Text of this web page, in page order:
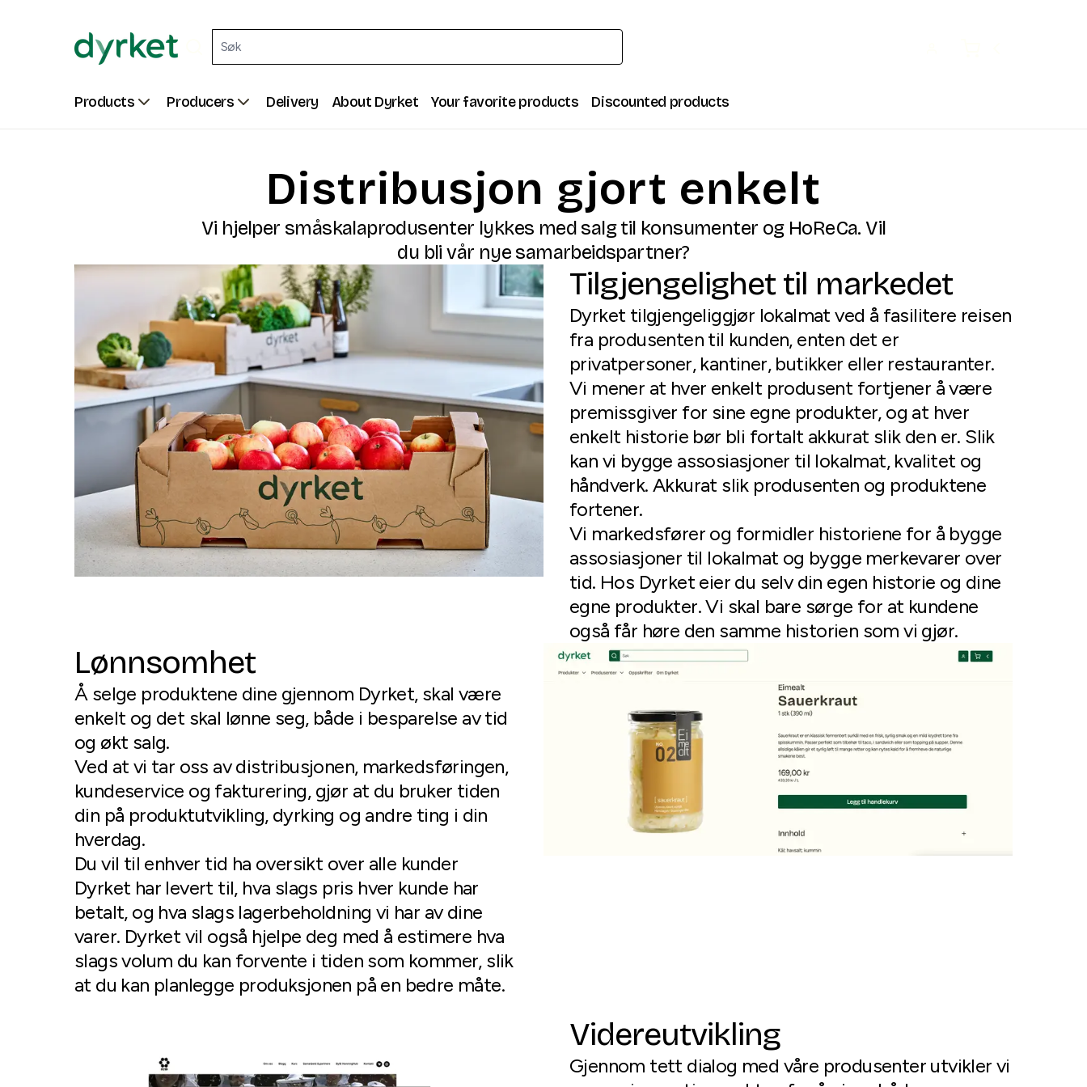
Products Producers Delivery About Dyrket Your favorite products Discounted products
Distribusjon gjort enkelt
Vi hjelper småskalaprodusenter lykkes med salg til konsumenter og HoReCa. Vil
du bli vår nye samarbeidspartner?
Tilgjengelighet til markedet
Dyrket tilgjengeliggjør lokalmat ved å fasilitere reisen
fra produsenten til kunden, enten det er
privatpersoner, kantiner, butikker eller restauranter.
Vi mener at hver enkelt produsent fortjener å være
premissgiver for sine egne produkter, og at hver
enkelt historie bør bli fortalt akkurat slik den er. Slik
kan vi bygge assosiasjoner til lokalmat, kvalitet og
håndverk. Akkurat slik produsenten og produktene
fortener.
Vi markedsfører og formidler historiene for å bygge
assosiasjoner til lokalmat og bygge merkevarer over
tid. Hos Dyrket eier du selv din egen historie og dine
egne produkter. Vi skal bare sørge for at kundene
også får høre den samme historien som vi gjør.
Lønnsomhet
Å selge produktene dine gjennom Dyrket, skal være
enkelt og det skal lønne seg, både i besparelse av tid
og økt salg.
Ved at vi tar oss av distribusjonen, markedsføringen,
kundeservice og fakturering, gjør at du bruker tiden
din på produktutvikling, dyrking og andre ting i din
hverdag.
Du vil til enhver tid ha oversikt over alle kunder
Dyrket har levert til, hva slags pris hver kunde har
betalt, og hva slags lagerbeholdning vi har av dine
varer. Dyrket vil også hjelpe deg med å estimere hva
slags volum du kan forvente i tiden som kommer, slik
at du kan planlegge produksjonen på en bedre måte.
Videreutvikling
Gjennom tett dialog med våre produsenter utvikler vi